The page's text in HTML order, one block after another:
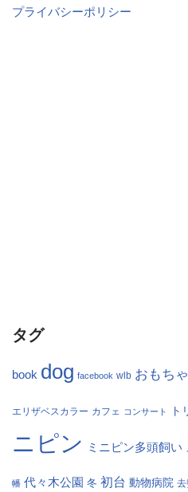
プライバシーポリシー
タグ
book dog facebook wlb おもちゃ
エリザベスカラー カフェ コンサート ト
ニピン
ミニピン多頭飼い
幡 代々木公園 冬 初台 動物病院 去